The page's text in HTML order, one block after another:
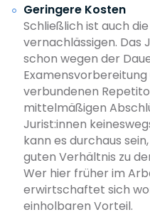
Geringere Kosten
Schließlich ist auch die
vernachlässigen. Das
schon wegen der
verbundenen
mittelmäßigen
Jurist:innen
kann es durchaus
guten Verhältnis zu
Wer hier früher im
erwirtschaftet sich
einholbaren Vorteil.